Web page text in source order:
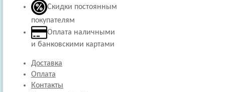
Скидки постоянным
покупателям
Оплата наличными
и банковскими картами
Доставка
Оплата
Контакты